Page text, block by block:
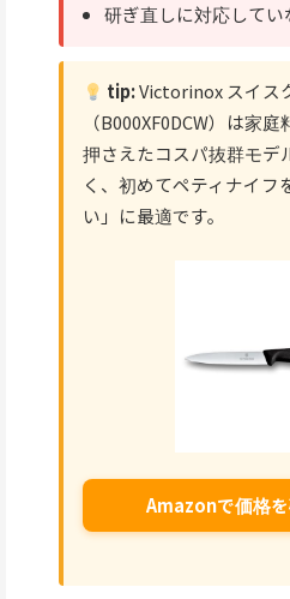
研ぎ直しに対応してい
tip:Victorinox スイス
（B000XF0DCW）は家
押さえたコスパ抜群モデ
く、初めてペティナイフ
い」に最適です。
Amazonで価格